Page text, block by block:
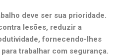
deve ser sua prioridade.
lesões, reduzir a
fornecendo-lhes
trabalhar com segurança.